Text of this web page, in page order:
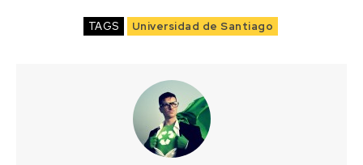
TAGS Universidad de Santiago